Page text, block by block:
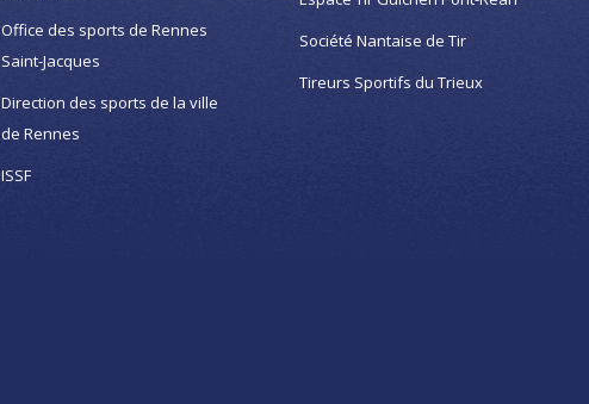
Office des sports de Rennes
Saint-Jacques
Direction des sports de la ville
de Rennes
ISSF
Société Nantaise de Tir
Tireurs Sportifs du Trieux